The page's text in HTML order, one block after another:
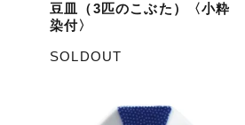
豆皿（3匹のこぶた）〈小粋
染付〉
SOLDOUT